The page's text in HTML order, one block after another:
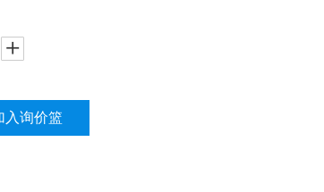
入询价篮